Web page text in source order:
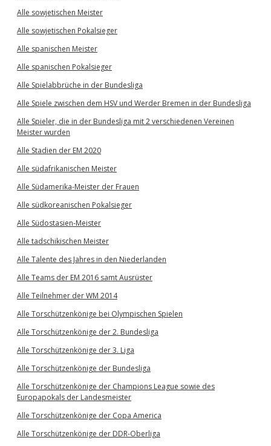
Alle sowjetischen Meister
Alle sowjetischen Pokalsieger
Alle spanischen Meister
Alle spanischen Pokalsieger
Alle Spielabbrüche in der Bundesliga
Alle Spiele zwischen dem HSV und Werder Bremen in der Bundesliga
Alle Spieler, die in der Bundesliga mit 2 verschiedenen Vereinen
Meister wurden
Alle Stadien der EM 2020
Alle südafrikanischen Meister
Alle Südamerika-Meister der Frauen
Alle südkoreanischen Pokalsieger
Alle Südostasien-Meister
Alle tadschikischen Meister
Alle Talente des Jahres in den Niederlanden
Alle Teams der EM 2016 samt Ausrüster
Alle Teilnehmer der WM 2014
Alle Torschützenkönige bei Olympischen Spielen
Alle Torschützenkönige der 2. Bundesliga
Alle Torschützenkönige der 3. Liga
Alle Torschützenkönige der Bundesliga
Alle Torschützenkönige der Champions League sowie des
Europapokals der Landesmeister
Alle Torschützenkönige der Copa America
Alle Torschützenkönige der DDR-Oberliga